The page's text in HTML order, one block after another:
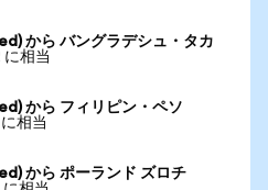
から バングラデシュ・タカ
に相当
から フィリピン・ペソ
相当
から ポーランド ズロチ